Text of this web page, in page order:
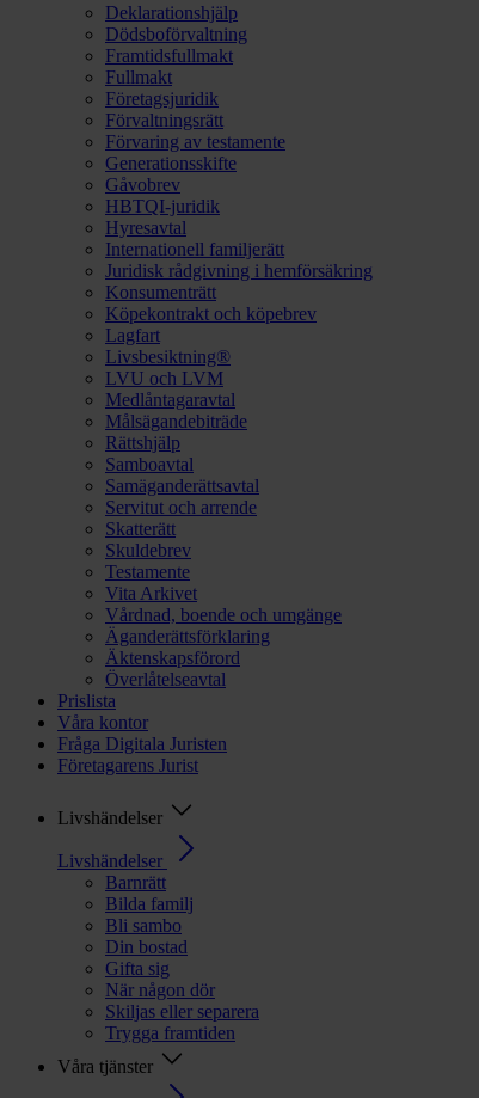
Deklarationshjälp
Dödsboförvaltning
Framtidsfullmakt
Fullmakt
Företagsjuridik
Förvaltningsrätt
Förvaring av testamente
Generationsskifte
Gåvobrev
HBTQI-juridik
Hyresavtal
Internationell familjerätt
Juridisk rådgivning i hemförsäkring
Konsumenträtt
Köpekontrakt och köpebrev
Lagfart
Livsbesiktning®
LVU och LVM
Medlåntagaravtal
Målsägandebiträde
Rättshjälp
Samboavtal
Samäganderättsavtal
Servitut och arrende
Skatterätt
Skuldebrev
Testamente
Vita Arkivet
Vårdnad, boende och umgänge
Äganderättsförklaring
Äktenskapsförord
Överlåtelseavtal
Prislista
Våra kontor
Fråga Digitala Juristen
Företagarens Jurist
Livshändelser
Livshändelser
Barnrätt
Bilda familj
Bli sambo
Din bostad
Gifta sig
När någon dör
Skiljas eller separera
Trygga framtiden
Våra tjänster